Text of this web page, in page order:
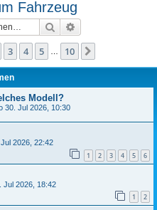
Fahrzeug
Suche
10
3 4 5 10
Modell?
30. Jul 2026, 10:30
2026, 22:42
1 2 3 4 5 6
Jul 2026, 18:42
1 2